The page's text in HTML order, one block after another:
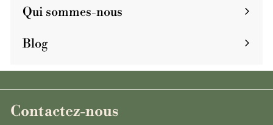
Qui sommes-nous
Blog
Contactez-nous